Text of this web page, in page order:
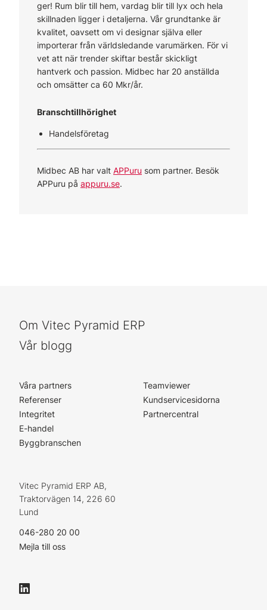
ger! Rum blir till hem, vardag blir till lyx och hela
skillnaden ligger i detaljerna. Vår grundtanke är
kvalitet, oavsett om vi designar själva eller
importerar från världsledande varumärken. För vi
vet att när trender skiftar består skickligt
hantverk och passion. Midbec har 20 anställda
och omsätter ca 60 Mkr/år.
Branschtillhörighet
Handelsföretag
Midbec AB har valt APPuru som partner. Besök
APPuru på appuru.se.
Om Vitec Pyramid ERP
Vår blogg
Våra partners
Referenser
Integritet
E-handel
Byggbranschen
Teamviewer
Kundservicesidorna
Partnercentral
Vitec Pyramid ERP AB,
Traktorvägen 14, 226 60
Lund
046-280 20 00
Mejla till oss